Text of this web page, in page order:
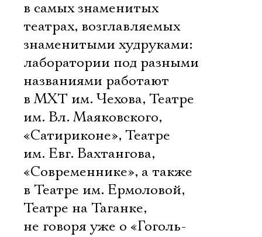
в самых знаменитых
театрах, возглавляемых
знаменитыми худруками:
лаборатории под разными
названиями работают
в МХТ им. Чехова, Театре
им. Вл. Маяковского,
«Сатириконе», Театре
им. Евг. Вахтангова,
«Современнике», а также
в Театре им. Ермоловой,
Театре на Таганке,
не говоря уже о «Гоголь-